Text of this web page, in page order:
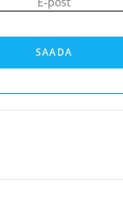
SAADA